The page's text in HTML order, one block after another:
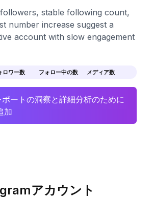
stable following count,
number increase suggest a
account with slow engagement
ロワー数 フォロー中の数 メディア数
ートの洞察と詳細分析のために
加
アカウント